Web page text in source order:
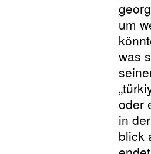
um
was
oder
in
blick